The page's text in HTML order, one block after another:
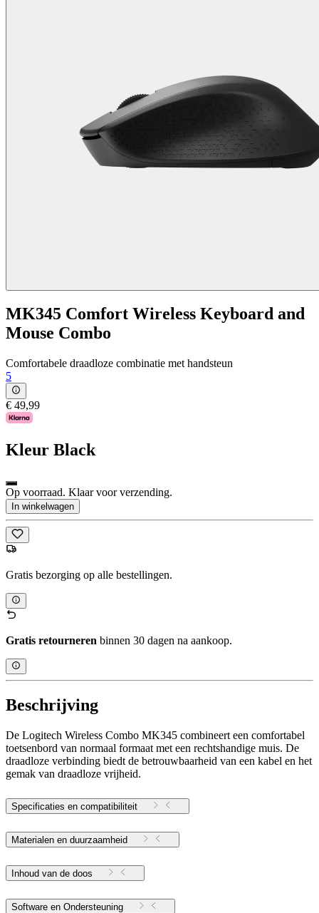
MK345 Comfort Wireless Keyboard and
Mouse Combo
Comfortabele draadloze combinatie met handsteun
5
€ 49,99
Kleur Black
Op voorraad. Klaar voor verzending.
In winkelwagen
Gratis bezorging op alle bestellingen.
Gratis retourneren binnen 30 dagen na aankoop.
Beschrijving
De Logitech Wireless Combo MK345 combineert een comfortabel
toetsenbord van normaal formaat met een rechtshandige muis. De
draadloze verbinding biedt de betrouwbaarheid van een kabel en het
gemak van draadloze vrijheid.
Specificaties en compatibiliteit
Materialen en duurzaamheid
Inhoud van de doos
Software en Ondersteuning